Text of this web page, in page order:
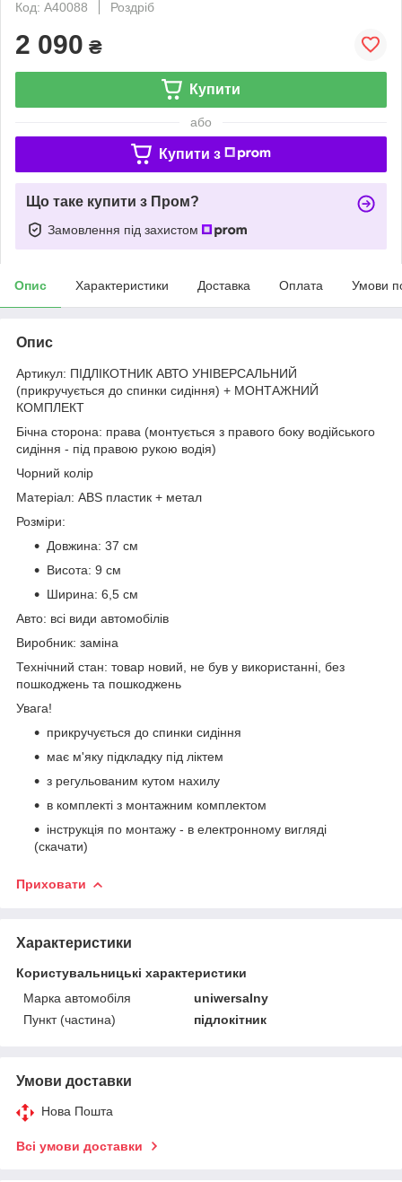
Код: A40088
Роздріб
2 090 ₴
Купити
або
Купити з
Що таке купити з Пром?
Замовлення під захистом
Опис Характеристики Доставка Оплата Умови
Опис
Артикул: ПІДЛІКОТНИК АВТО УНІВЕРСАЛЬНИЙ
(прикручується до спинки сидіння) + МОНТАЖНИЙ
КОМПЛЕКТ
Бічна сторона: права (монтується з правого боку водійського
сидіння - під правою рукою водія)
Чорний колір
Матеріал: ABS пластик + метал
Розміри:
Довжина: 37 см
Висота: 9 см
Ширина: 6,5 см
Авто: всі види автомобілів
Виробник: заміна
Технічний стан: товар новий, не був у використанні, без
пошкоджень та пошкоджень
Увага!
прикручується до спинки сидіння
має м'яку підкладку під ліктем
з регульованим кутом нахилу
в комплекті з монтажним комплектом
інструкція по монтажу - в електронному вигляді
(скачати)
Приховати
Характеристики
Користувальницькі характеристики
Марка автомобіля
uniwersalny
Пункт (частина)
підлокітник
Умови доставки
Нова Пошта
Всі умови доставки